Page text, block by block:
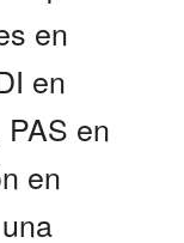
en
en
en
en